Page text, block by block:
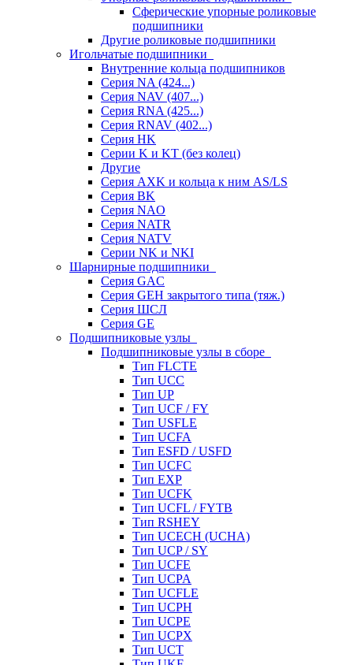
Сферические упорные роликовые
подшипники
Другие роликовые подшипники
Игольчатые подшипники
Внутренние кольца подшипников
Серия NA (424...)
Серия NAV (407...)
Серия RNA (425...)
Серия RNAV (402...)
Серия HK
Серии K и KT (без колец)
Другие
Серия AXK и кольца к ним AS/LS
Серия BK
Серия NAO
Серия NATR
Серия NATV
Серии NK и NKI
Шарнирные подшипники
Серия GAC
Серия GEH закрытого типа (тяж.)
Серия ШСЛ
Серия GE
Подшипниковые узлы
Подшипниковые узлы в сборе
Тип FLCTE
Тип UCC
Тип UP
Тип UCF / FY
Тип USFLE
Тип UCFA
Тип ESFD / USFD
Тип UCFC
Тип EXP
Тип UCFK
Тип UCFL / FYTB
Тип RSHEY
Тип UCECH (UCHA)
Тип UCP / SY
Тип UCFE
Тип UCPA
Тип UCFLE
Тип UCPH
Тип UCPE
Тип UCPX
Тип UCT